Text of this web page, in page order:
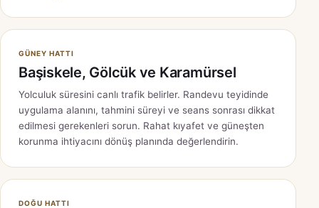
GÜNEY HATTI
Başiskele, Gölcük ve Karamürsel
Yolculuk süresini canlı trafik belirler. Randevu teyidinde
uygulama alanını, tahmini süreyi ve seans sonrası dikkat
edilmesi gerekenleri sorun. Rahat kıyafet ve güneşten
korunma ihtiyacını dönüş planında değerlendirin.
DOĞU HATTI